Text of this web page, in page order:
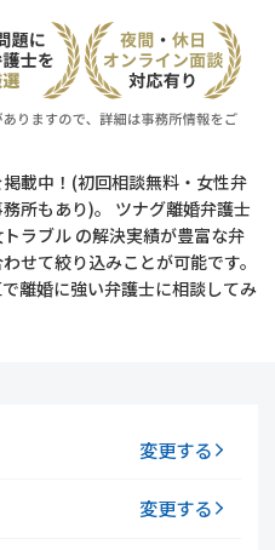
離婚前相談
DV
不貞・不倫慰謝料請求
費用相場
財産分与
養育費
載中！(初回相談無料・女性弁
所もあり)。 ツナグ離婚弁護士
ラブル の解決実績が豊富な弁
せて絞り込みことが可能です。
離婚に強い弁護士に相談してみ
変更する
変更する